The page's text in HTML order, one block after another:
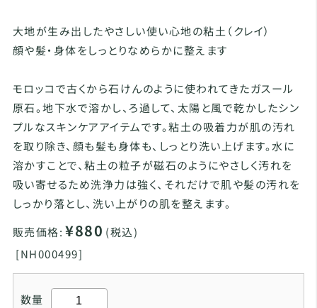
大地が生み出したやさしい使い心地の粘土（クレイ）
顔や髪・身体をしっとりなめらかに整えます
モロッコで古くから石けんのように使われてきたガスール
原石。地下水で溶かし、ろ過して、太陽と風で乾かしたシン
プルなスキンケアアイテムです。粘土の吸着力が肌の汚れ
を取り除き、顔も髪も身体も、しっとり洗い上げます。水に
溶かすことで、粘土の粒子が磁石のようにやさしく汚れを
吸い寄せるため洗浄力は強く、それだけで肌や髪の汚れを
しっかり落とし、洗い上がりの肌を整えます。
販売価格: ¥880 (税込)
[NH000499]
数量